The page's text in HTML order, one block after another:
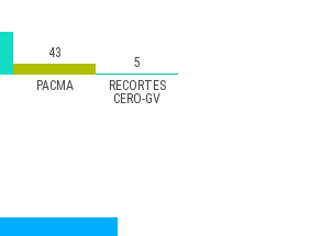
PACMA
RECORTES
CERO-GV
43
5